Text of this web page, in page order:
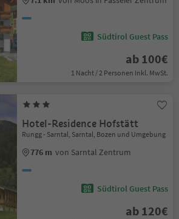
Südtirol Guest Pass
ab 100€
1 Nacht / 2 Personen Inkl. MwSt.
Hotel-Residence Hofstätt
Rungg - Sarntal, Sarntal, Bozen und Umgebung
776 m von Sarntal Zentrum
Südtirol Guest Pass
ab 120€